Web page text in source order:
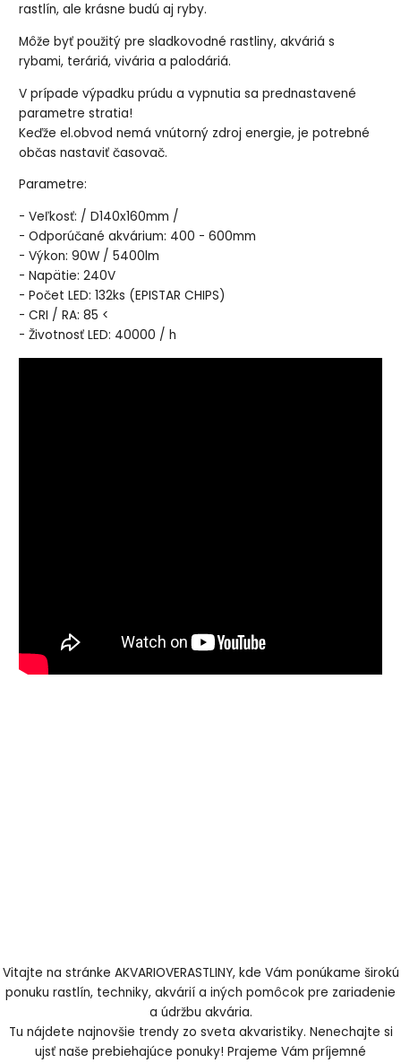
rastlín, ale krásne budú aj ryby.
Môže byť použitý pre sladkovodné rastliny, akváriá s
rybami, teráriá, vivária a palodáriá.
V prípade výpadku prúdu a vypnutia sa prednastavené
parametre stratia!
Keďže el.obvod nemá vnútorný zdroj energie, je potrebné
občas nastaviť časovač.
Parametre:
- Veľkosť: / D140x160mm /
- Odporúčané akvárium: 400 - 600mm
- Výkon: 90W / 5400lm
- Napätie: 240V
- Počet LED: 132ks (EPISTAR CHIPS)
- CRI / RA: 85 <
- Životnosť LED: 40000 / h
Vitajte na stránke AKVARIOVERASTLINY, kde Vám ponúkame širokú
ponuku rastlín, techniky, akvárií a iných pomôcok pre zariadenie
a údržbu akvária.
Tu nájdete najnovšie trendy zo sveta akvaristiky. Nenechajte si
ujsť naše prebiehajúce ponuky! Prajeme Vám príjemné